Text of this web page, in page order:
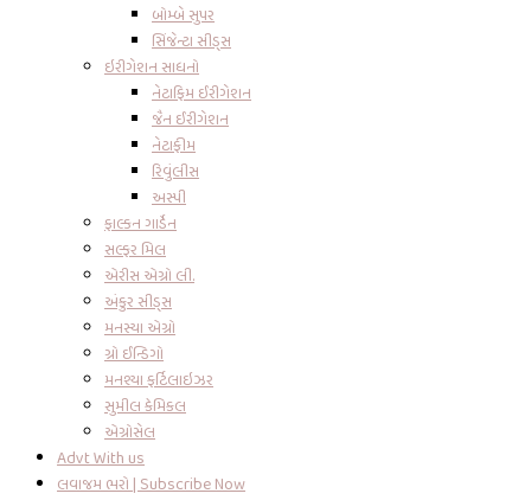
બોમ્બે સુપર
સિંજેન્ટા સીડ્સ
ઇરીગેશન સાધનો
નેટાફિમ ઈરીગેશન
જૈન ઈરીગેશન
નેટાફીમ
રિવુંલીસ
અસ્પી
ફાલ્કન ગાર્ડેન
સલ્ફર મિલ
એરીસ એગ્રો લી.
અંકુર સીડ્સ
મનસ્યા એગ્રો
ગ્રો ઈન્ડિગો
મનશ્યા ફર્ટિલાઇઝર
સુમીલ કેમિકલ
એગ્રોસેલ
Advt With us
લવાજમ ભરો | Subscribe Now